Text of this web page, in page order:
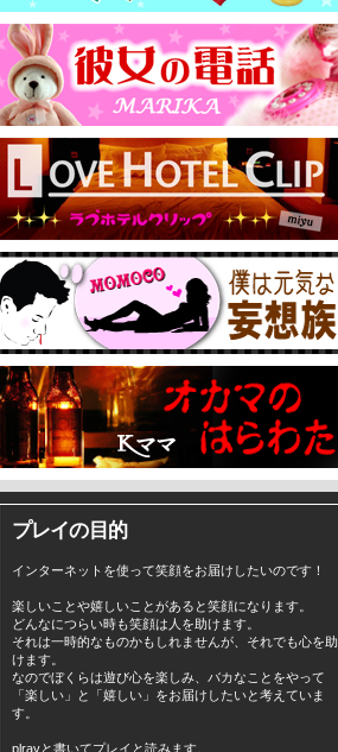
プレイの目的
インターネットを使って笑顔をお届けしたいのです！
楽しいことや嬉しいことがあると笑顔になります。
どんなにつらい時も笑顔は人を助けます。
それは一時的なものかもしれませんが、それでも心を助
けます。
なのでぼくらは遊び心を楽しみ、バカなことをやって
「楽しい」と「嬉しい」をお届けしたいと考えていま
す。
plrayと書いてプレイと読みます。